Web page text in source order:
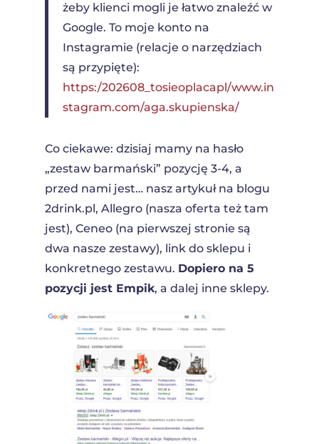
żeby klienci mogli je łatwo znaleźć w
Google. To moje konto na
Instagramie (relacje o narzędziach
są przypięte):
https:/202608_tosieoplacapl/www.in
stagram.com/aga.skupienska/
Co ciekawe: dzisiaj mamy na hasło
„zestaw barmański” pozycję 3-4, a
przed nami jest… nasz artykuł na blogu
2drink.pl, Allegro (nasza oferta też tam
jest), Ceneo (na pierwszej stronie są
dwa nasze zestawy), link do sklepu i
konkretnego zestawu. Dopiero na 5
pozycji jest Empik, a dalej inne sklepy.